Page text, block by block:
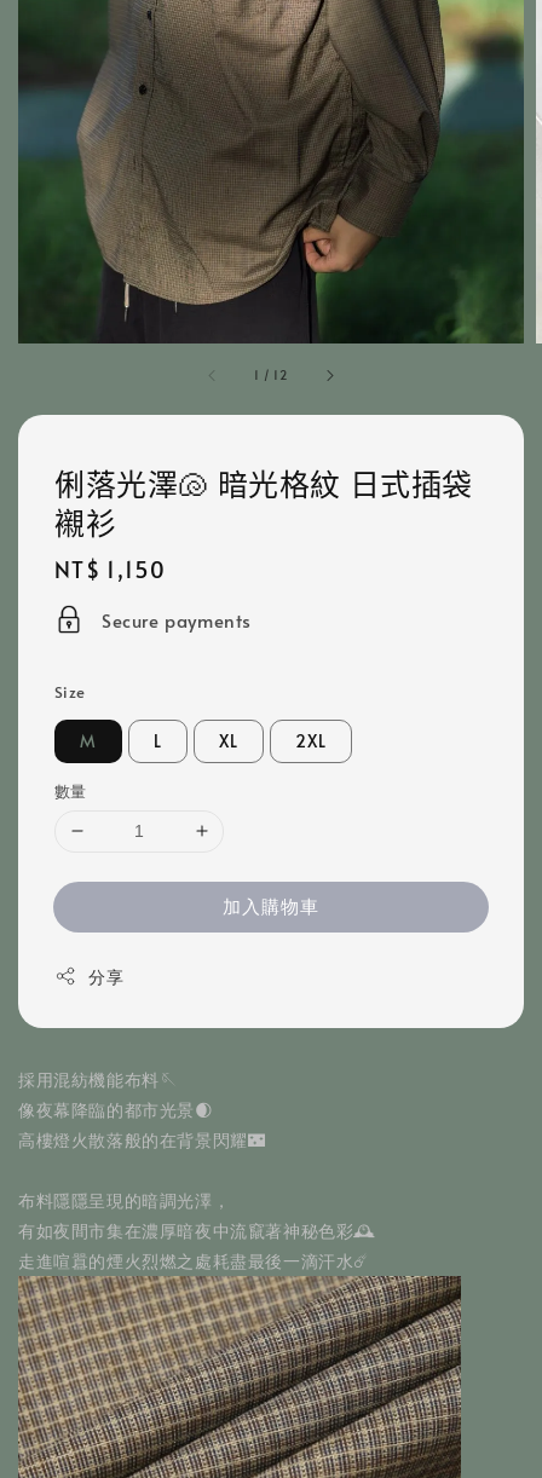
1 / 12
俐落光澤🐚 暗光格紋 日式插袋
襯衫
Regular
price
NT$ 1,150
Secure payments
Size
M L XL 2XL
數量
加入購物車
分享
採用混紡機能布料🪡
像夜幕降臨的都市光景🌒
高樓燈火散落般的在背景閃耀🌃
布料隱隱呈現的暗調光澤，
有如夜間市集在濃厚暗夜中流竄著神秘色彩🕰️
走進喧囂的煙火烈燃之處耗盡最後一滴汗水☄️